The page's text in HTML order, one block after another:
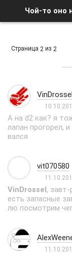
Страница 2 из 2
VinDrossel
А на d2 как? я
лапан прогорел,
вался
vit070580
VinDrossel,
есть запасные
лю посмотрим